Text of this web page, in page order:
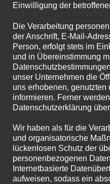
Einwilligung der
Die Verarbeitung
der Anschrift, E-Mail-
Person, erfolgt stets im
und in Übereinstimmung
unser Unternehmen die
uns erhobenen,
informieren. Ferner
Datenschutzerklärung
Wir haben als für die
und organisatorische
lückenlosen Schutz der
personenbezogenen
Internetbasierte
aufweisen, sodass ein